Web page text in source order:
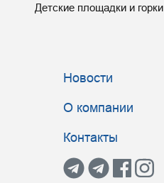
Детские площадки и горки
Новости
О компании
Контакты